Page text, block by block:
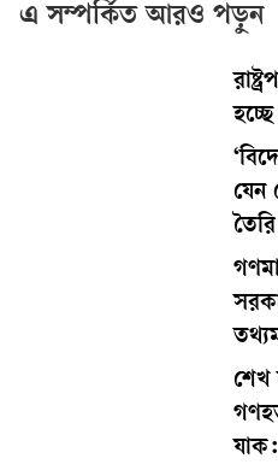
এ সম্পর্কিত আরও পড়ুন
যেন
শেখ
যাক: